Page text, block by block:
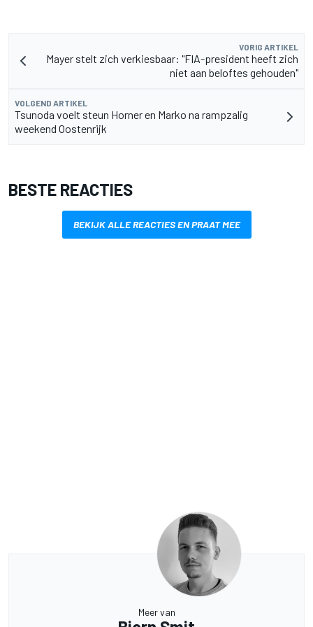
VORIG ARTIKEL
Mayer stelt zich verkiesbaar: "FIA-president heeft zich
niet aan beloftes gehouden"
VOLGEND ARTIKEL
Tsunoda voelt steun Horner en Marko na rampzalig
weekend Oostenrijk
BESTE REACTIES
BEKIJK ALLE REACTIES EN PRAAT MEE
Meer van